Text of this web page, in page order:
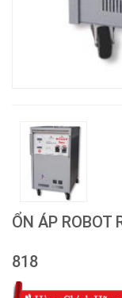
ỔN ÁP ROBOT
818